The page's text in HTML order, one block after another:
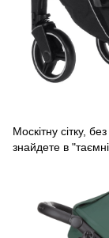
Москітну сітку,
знайдете в